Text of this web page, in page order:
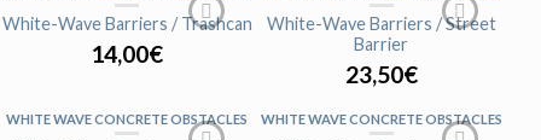
White-Wave Barriers / Trashcan
14,00€
AGOTADO
White-Wave Barriers / Street
Barrier
23,50€
WHITE WAVE CONCRETE OBSTACLES WHITE WAVE CONCRETE OBSTACLES